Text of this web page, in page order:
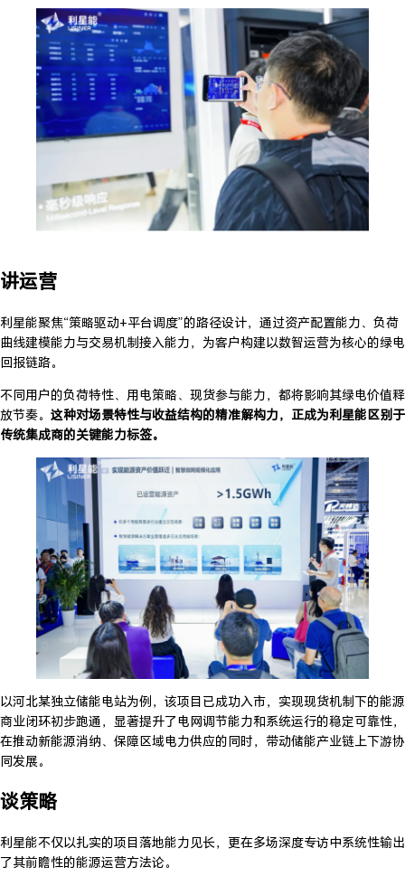
讲运营
利星能聚焦“策略驱动+平台调度”的路径设计，通过资产配置能力、负荷
曲线建模能力与交易机制接入能力，为客户构建以数智运营为核心的绿电
回报链路。
不同用户的负荷特性、用电策略、现货参与能力，都将影响其绿电价值释
放节奏。 这种对场景特性与收益结构的精准解构力，正成为利星能区别于
传统集成商的关键能力标签。
以河北某独立储能电站为例，该项目已成功入市，实现现货机制下的能源
商业闭环初步跑通，显著提升了电网调节能力和系统运行的稳定可靠性，
在推动新能源消纳、保障区域电力供应的同时，带动储能产业链上下游协
同发展。
谈策略
利星能不仅以扎实的项目落地能力见长，更在多场深度专访中系统性输出
了其前瞻性的能源运营方法论。